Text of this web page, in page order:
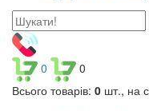
0
0
Всього товарів: 0 шт., на